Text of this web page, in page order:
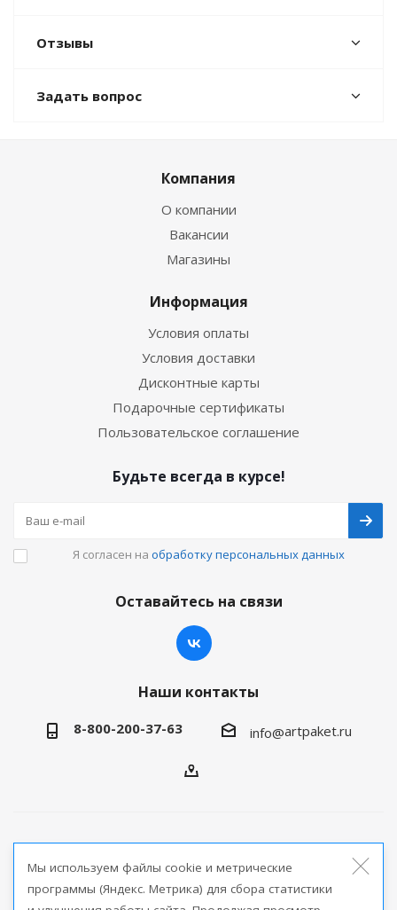
Отзывы
Задать вопрос
Компания
О компании
Вакансии
Магазины
Информация
Условия оплаты
Условия доставки
Дисконтные карты
Подарочные сертификаты
Пользовательское соглашение
Будьте всегда в курсе!
Я согласен на обработку персональных данных
Оставайтесь на связи
Наши контакты
8-800-200-37-63 info@artpaket.ru
продукции
Мы используем файлы cookie и метрические
программы (Яндекс. Метрика) для сбора статистики